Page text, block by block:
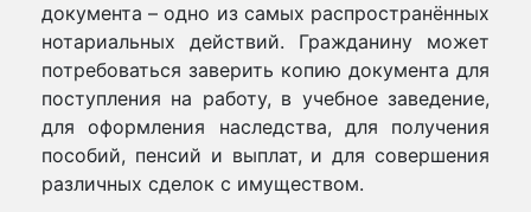
документа – одно из самых распространённых
нотариальных действий. Гражданину может
потребоваться заверить копию документа для
поступления на работу, в учебное заведение,
для оформления наследства, для получения
пособий, пенсий и выплат, и для совершения
различных сделок с имуществом.